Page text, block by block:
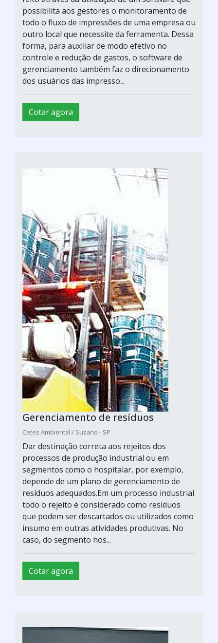
possibilita aos gestores o monitoramento de
todo o fluxo de impressões de uma empresa ou
outro local que necessite da ferramenta. Dessa
forma, para auxiliar de modo efetivo no
controle e redução de gastos, o software de
gerenciamento também faz o direcionamento
dos usuários das impresso...
Cotar agora
Gerenciamento de resíduos
Cetes Ambiental / Suzano - SP
Dar destinação correta aos rejeitos dos
processos de produção industrial ou em
segmentos como o hospitalar, por exemplo,
depende de um plano de gerenciamento de
resíduos adequados.Em um processo industrial
todo o rejeito é considerado como resíduos
que podem ser descartados ou utilizados como
insumo em outras atividades produtivas. No
caso, do segmento hos...
Cotar agora